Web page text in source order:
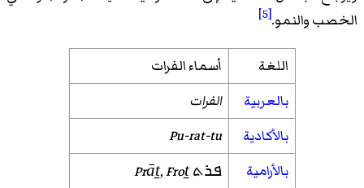
الخصب والنمو.[5]
اللغة
أسماء الفرات
بالعربية
الفرات
بالأكادية
Pu-rat-tu
بالأرامية
ܦܪܬ Prāṯ,Froṯ